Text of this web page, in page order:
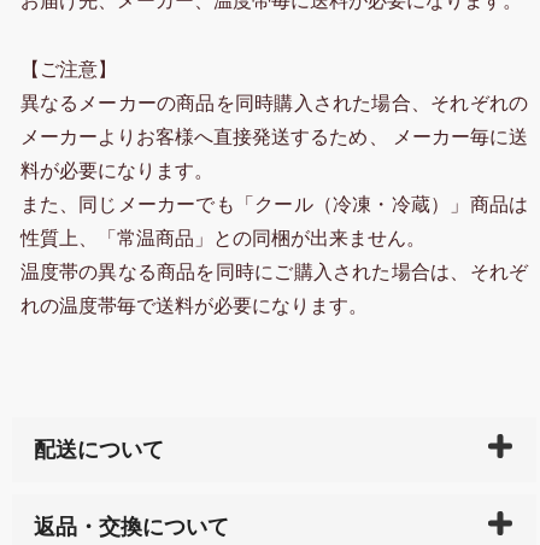
【ご注意】
異なるメーカーの商品を同時購入された場合、それぞれの
メーカーよりお客様へ直接発送するため、 メーカー毎に送
料が必要になります。
また、同じメーカーでも「クール（冷凍・冷蔵）」商品は
性質上、「常温商品」との同梱が出来ません。
温度帯の異なる商品を同時にご購入された場合は、それぞ
れの温度帯毎で送料が必要になります。
配送について
天ペイ」の方はご注文受付後）、 長崎県下全域に点在
返品・交換について